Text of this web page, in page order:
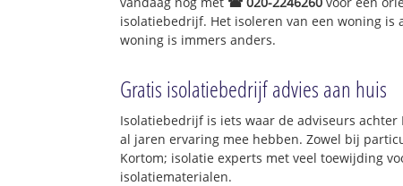
isolatiebedrijf. Het isoleren van een woning is
woning is immers anders.
Gratis isolatiebedrijf advies aan huis
Isolatiebedrijf is iets waar de adviseurs
al jaren ervaring mee hebben. Zowel bij
Kortom; isolatie experts met veel toewijding
isolatiematerialen.